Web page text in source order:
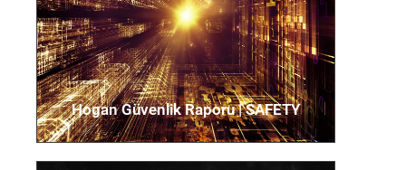
Hogan Güvenlik Raporu​ | SAFETY
Kişinin kendisinin ve başkalarının duygularını
tanımlama ve yönetme yeteneği olarak
tanımlanan duygusal zekayı ölçer.
Detaylar için tıklayın